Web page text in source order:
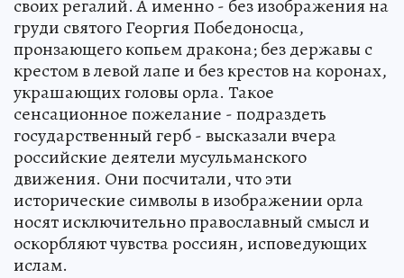
своих регалий. А именно - без изображения на
груди святого Георгия Победоносца,
пронзающего копьем дракона; без державы с
крестом в левой лапе и без крестов на коронах,
украшающих головы орла. Такое
сенсационное пожелание - подраздеть
государственный герб - высказали вчера
российские деятели мусульманского
движения. Они посчитали, что эти
исторические символы в изображении орла
носят исключительно православный смысл и
оскорбляют чувства россиян, исповедующих
ислам.